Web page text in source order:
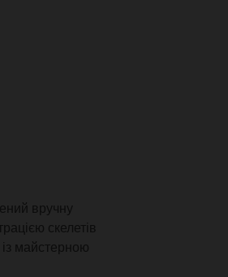
вручну
скелетів
майстерною